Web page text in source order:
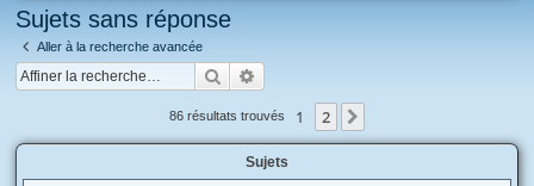
c
Sujets sans réponse
Aller à la recherche avancée
Rechercher
86 résultats trouvés 1 2
Sujets